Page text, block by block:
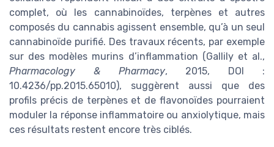
complet, où les cannabinoïdes, terpènes et autres
composés du cannabis agissent ensemble, qu’à un seul
cannabinoïde purifié. Des travaux récents, par exemple
sur des modèles murins d’inflammation (Gallily et al.,
Pharmacology & Pharmacy, 2015, DOI :
10.4236/pp.2015.65010), suggèrent aussi que des
profils précis de terpènes et de flavonoïdes pourraient
moduler la réponse inflammatoire ou anxiolytique, mais
ces résultats restent encore très ciblés.